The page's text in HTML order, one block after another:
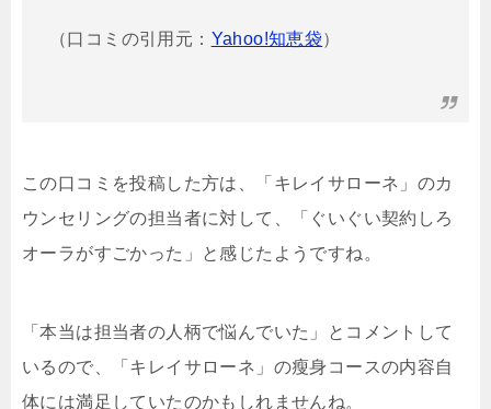
（口コミの引用元： Yahoo!知恵袋）
この口コミを投稿した方は、「キレイサローネ」のカ
ウンセリングの担当者に対して、「ぐいぐい契約しろ
オーラがすごかった」と感じたようですね。
「本当は担当者の人柄で悩んでいた」とコメントして
いるので、「キレイサローネ」の瘦身コースの内容自
体には満足していたのかもしれませんね。